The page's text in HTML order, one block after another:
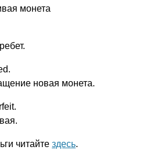
монета
.
новая монета.
.
читайте здесь.